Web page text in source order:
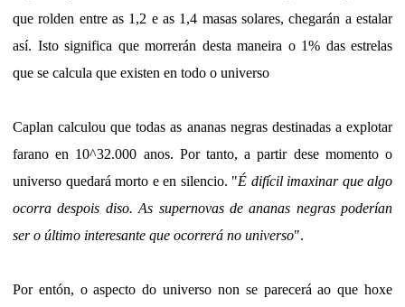
que rolden entre as 1,2 e as 1,4 masas solares, chegarán a estalar
así. Isto significa que morrerán desta maneira o 1% das estrelas
que se calcula que existen en todo o universo
Caplan calculou que todas as ananas negras destinadas a explotar
farano en 10^32.000 anos. Por tanto, a partir dese momento o
universo quedará morto e en silencio. "É difícil imaxinar que algo
ocorra despois diso. As supernovas de ananas negras poderían
ser o último interesante que ocorrerá no universo".
Por entón, o aspecto do universo non se parecerá ao que hoxe